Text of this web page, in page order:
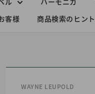
客様 商品検索のヒント
WAYNE LEUPOLD